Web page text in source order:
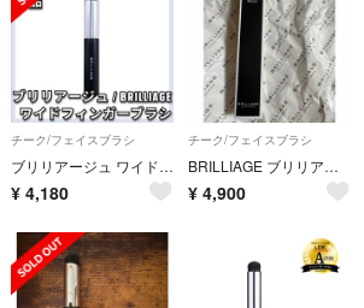
チーク/フェイスブラシ
ブリリアージュ ワイドフィンガーブラシ カモフラージュ コンシーラーチーク
¥ 4,180
チーク/フェイスブラシ
BRILLIAGE ブリリアージュ ワイドフィンガーブラシ 新品未使用
¥ 4,900